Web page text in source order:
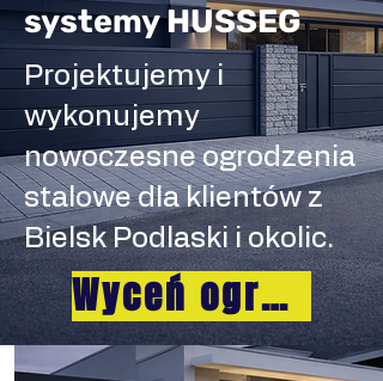
systemy HUSSEG
Projektujemy i
wykonujemy
nowoczesne ogrodzenia
stalowe dla klientów z
Bielsk Podlaski i okolic.
Wyceń ogrodzenie